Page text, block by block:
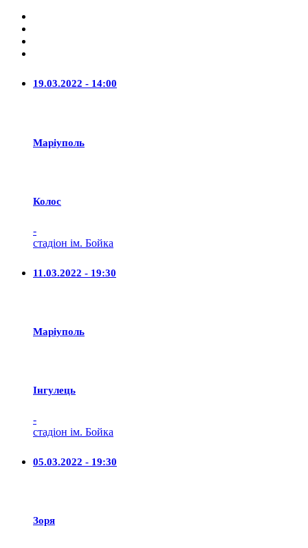
19.03.2022 - 14:00
Маріуполь
Колос
-
стадіон ім. Бойка
11.03.2022 - 19:30
Маріуполь
Iнгулець
-
стадіон ім. Бойка
05.03.2022 - 19:30
Зоря